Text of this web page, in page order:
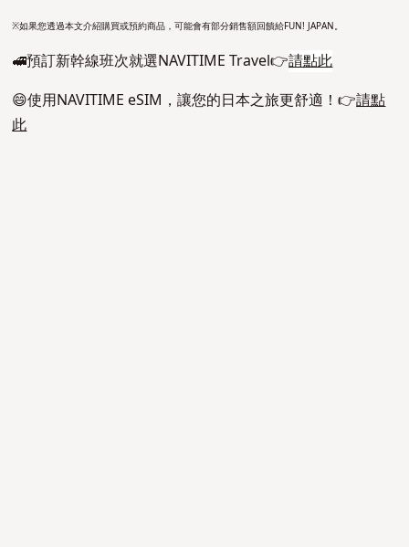
※如果您透過本文介紹購買或預約商品，可能會有部分銷售額回饋給FUN! JAPAN。
🚅預訂新幹線班次就選NAVITIME Travel👉請點此
😄使用NAVITIME eSIM，讓您的日本之旅更舒適！👉請點
此